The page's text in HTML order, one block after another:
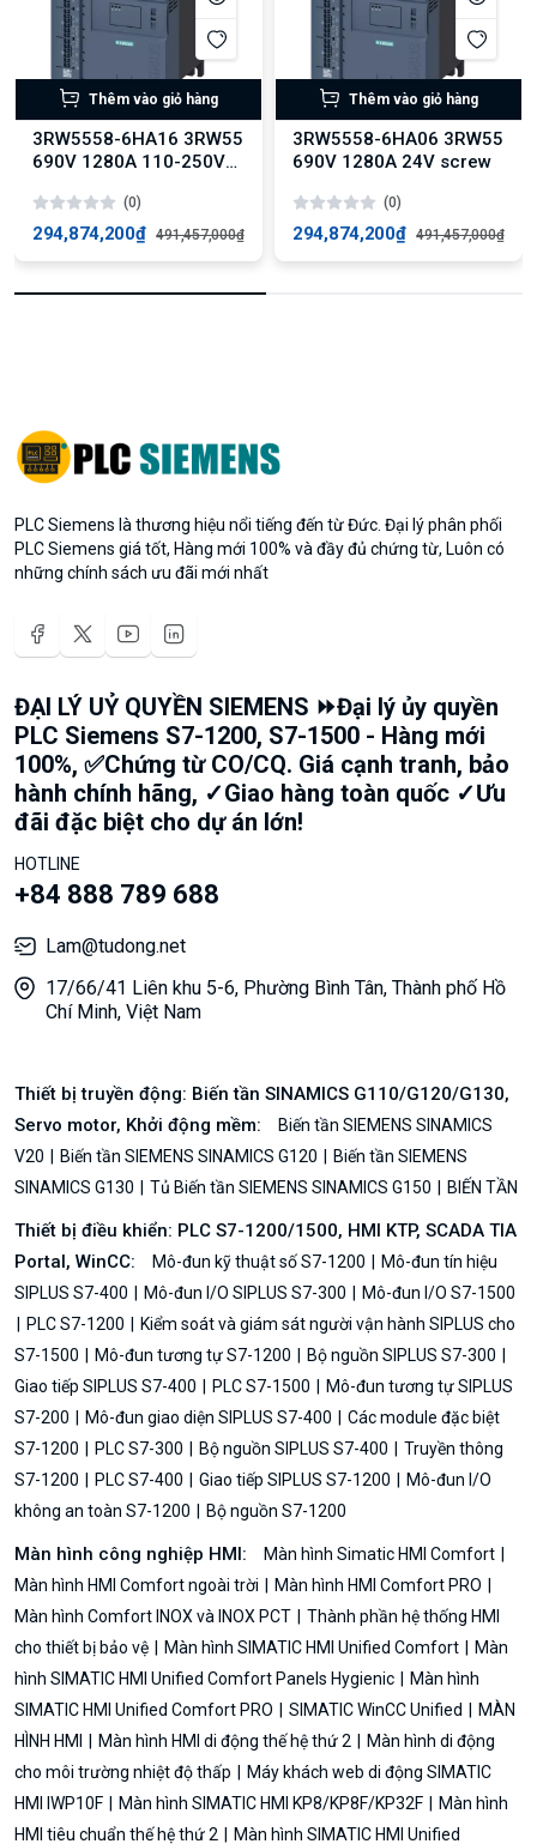
Thêm vào giỏ hàng
3RW5558-6HA16 3RW55
690V 1280A 110-250V
(0)
294,874,200₫ 491,457,000₫
Thêm vào giỏ hàng
3RW5558-6HA06 3RW55
690V 1280A 24V screw
(0)
294,874,200₫ 491,457,000₫
PLC Siemens là thương hiệu nổi tiếng đến từ Đức. Đại lý phân phối
PLC Siemens giá tốt, Hàng mới 100% và đầy đủ chứng từ, Luôn có
những chính sách ưu đãi mới nhất
ĐẠI LÝ UỶ QUYỀN SIEMENS ⏩Đại lý ủy quyền
PLC Siemens S7-1200, S7-1500 - Hàng mới
100%, ✅Chứng từ CO/CQ. Giá cạnh tranh, bảo
hành chính hãng, ✓Giao hàng toàn quốc ✓Ưu
đãi đặc biệt cho dự án lớn!
HOTLINE
+84 888 789 688
Lam@tudong.net
17/66/41 Liên khu 5-6, Phường Bình Tân, Thành phố Hồ
Chí Minh, Việt Nam
Thiết bị truyền động: Biến tần SINAMICS G110/G120/G130,
Servo motor, Khởi động mềm:
Biến tần SIEMENS SINAMICS
V20
Biến tần SIEMENS SINAMICS G120
Biến tần SIEMENS
SINAMICS G130
Tủ Biến tần SIEMENS SINAMICS G150 BIẾN TẦN
Thiết bị điều khiển: PLC S7-1200/1500, HMI KTP, SCADA TIA
Portal, WinCC:
Mô-đun kỹ thuật số S7-1200
Mô-đun tín hiệu
SIPLUS S7-400
Mô-đun I/O SIPLUS S7-300
Mô-đun I/O S7-1500
PLC S7-1200
Kiểm soát và giám sát người vận hành SIPLUS cho
S7-1500
Mô-đun tương tự S7-1200
Bộ nguồn SIPLUS S7-300
Giao tiếp SIPLUS S7-400
PLC S7-1500
Mô-đun tương tự SIPLUS
S7-200
Mô-đun giao diện SIPLUS S7-400
Các module đặc biệt
S7-1200
PLC S7-300 Bộ nguồn SIPLUS S7-400
Truyền thông
S7-1200
PLC S7-400 Giao tiếp SIPLUS S7-1200
Mô-đun I/O
không an toàn S7-1200
Bộ nguồn S7-1200
Màn hình công nghiệp HMI:
Màn hình Simatic HMI Comfort
Màn hình HMI Comfort ngoài trời
Màn hình HMI Comfort PRO
Màn hình Comfort INOX và INOX PCT
Thành phần hệ thống HMI
cho thiết bị bảo vệ
Màn hình SIMATIC HMI Unified Comfort
Màn
hình SIMATIC HMI Unified Comfort Panels Hygienic
Màn hình
SIMATIC HMI Unified Comfort PRO
SIMATIC WinCC Unified
MÀN
HÌNH HMI
Màn hình HMI di động thế hệ thứ 2
Màn hình di động
cho môi trường nhiệt độ thấp
Máy khách web di động SIMATIC
HMI IWP10F
Màn hình SIMATIC HMI KP8/KP8F/KP32F
Màn hình
HMI tiêu chuẩn thế hệ thứ 2
Màn hình SIMATIC HMI Unified